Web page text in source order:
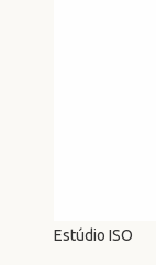
Estúdio ISO